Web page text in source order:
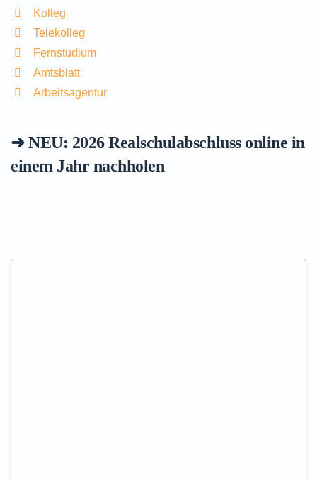
Kolleg
Telekolleg
Fernstudium
Amtsblatt
Arbeitsagentur
➜ NEU: 2026Realschulabschluss online in
einem Jahr nachholen